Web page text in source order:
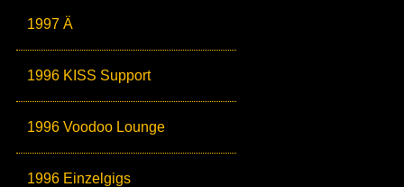
1997 Ä
1996 KISS Support
1996 Voodoo Lounge
1996 Einzelgigs